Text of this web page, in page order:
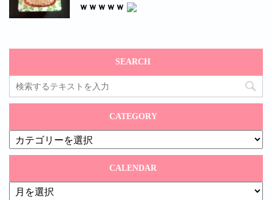
ｗｗｗｗｗ
SEARCH
CATEGORY
CATEGORY
CALENDAR
CALENDAR